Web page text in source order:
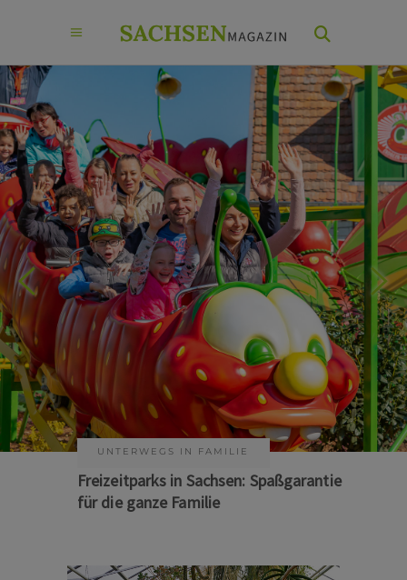
KUNST & KULTUR
Sommer auf Sachsens Theaterbühnen